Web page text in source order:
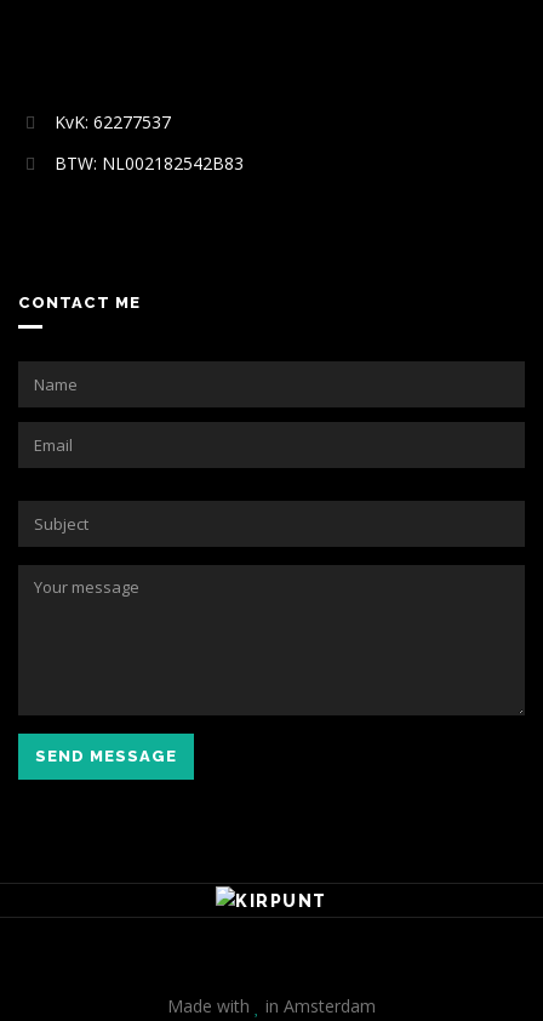
KvK: 62277537
BTW: NL002182542B83
CONTACT ME
SEND MESSAGE
Made with in Amsterdam